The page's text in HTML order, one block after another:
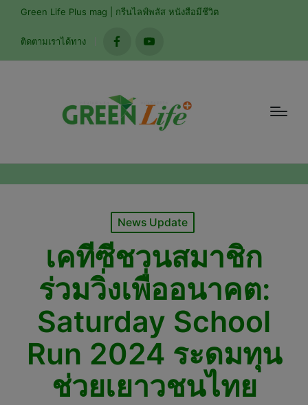
Green Life Plus mag | กรีนไลฟ์พลัส หนังสือมีชีวิต
ติดตามเราได้ทาง
facebookyoutube
Posted
in
News Update
เคทีซีชวนสมาชิก
ร่วมวิ่งเพื่ออนาคต:
Saturday School
Run 2024 ระดมทุน
ช่วยเยาวชนไทย
modal-check